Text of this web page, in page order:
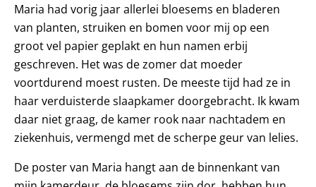
Maria had vorig jaar allerlei bloesems en bladeren
van planten, struiken en bomen voor mij op een
groot vel papier geplakt en hun namen erbij
geschreven. Het was de zomer dat moeder
voortdurend moest rusten. De meeste tijd had ze in
haar verduisterde slaapkamer doorgebracht. Ik kwam
daar niet graag, de kamer rook naar nachtadem en
ziekenhuis, vermengd met de scherpe geur van lelies.
De poster van Maria hangt aan de binnenkant van